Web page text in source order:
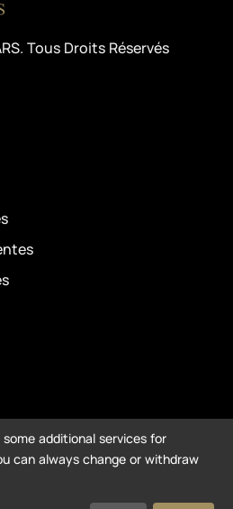
Tous Droits Réservés
additional services for
can always change or withdraw